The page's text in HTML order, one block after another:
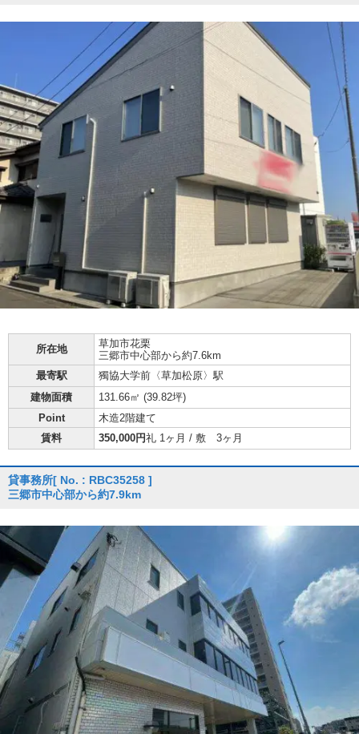
所在地 草加市花栗
三郷市中心部から約7.6km
最寄駅
獨協大学前〈草加松原〉駅
建物面積
131.66㎡ (39.82坪)
Point
木造2階建て
賃料
350,000円礼 1ヶ月 / 敷 3ヶ月
貸事務所[ No. : RBC35258 ]
三郷市中心部から約7.9km